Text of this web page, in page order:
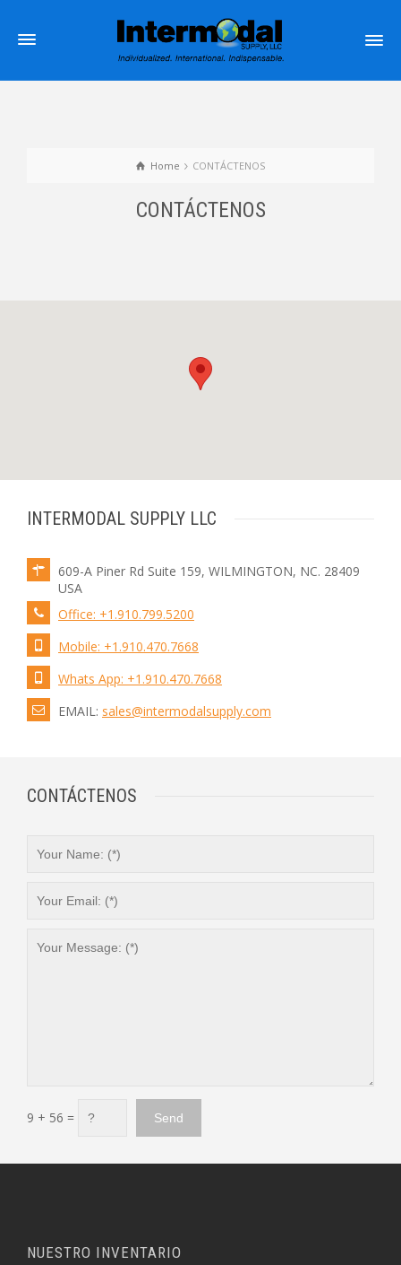
Home CONTÁCTENOS
CONTÁCTENOS
INTERMODAL SUPPLY LLC
609-A Piner Rd Suite 159, WILMINGTON, NC. 28409
USA
Office: +1.910.799.5200
Mobile: +1.910.470.7668
Whats App: +1.910.470.7668
EMAIL: sales@intermodalsupply.com
CONTÁCTENOS
9 + 56 =
NUESTRO INVENTARIO